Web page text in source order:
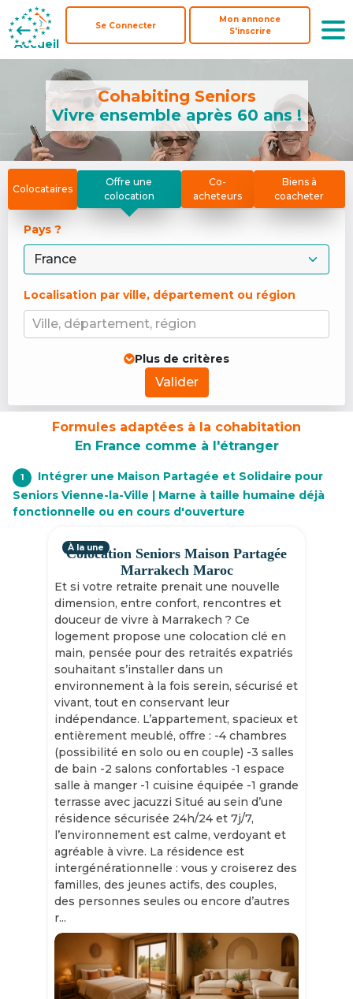
Accueil
Se Connecter
Mon annonce
S'inscrire
Accueil
Se Connecter
Mon annonce
S'inscrire
Cohabiting Seniors
Vivre ensemble après 60 ans !
Colocataires
Offre une
colocation
Co-
acheteurs
Biens à
coacheter
Pays ?
Localisation par ville, département ou région
Ville, département, région
Plus de critères
Valider
Formules adaptées à la cohabitation
En France comme à l'étranger
1
Intégrer une Maison Partagée et Solidaire pour
Seniors Vienne-la-Ville | Marne à taille humaine déjà
fonctionnelle ou en cours d'ouverture
Colocation Seniors Maison Partagée
Marrakech Maroc
Et si votre retraite prenait une nouvelle
dimension, entre confort, rencontres et
douceur de vivre à Marrakech ? Ce
logement propose une colocation clé en
main, pensée pour des retraités expatriés
souhaitant s’installer dans un
environnement à la fois serein, sécurisé et
vivant, tout en conservant leur
indépendance. L’appartement, spacieux et
entièrement meublé, offre : -4 chambres
(possibilité en solo ou en couple) -3 salles
de bain -2 salons confortables -1 espace
salle à manger -1 cuisine équipée -1 grande
terrasse avec jacuzzi Situé au sein d’une
résidence sécurisée 24h/24 et 7j/7,
l’environnement est calme, verdoyant et
agréable à vivre. La résidence est
intergénérationnelle : vous y croiserez des
familles, des jeunes actifs, des couples,
des personnes seules ou encore d’autres
r...
À la une
Slide 1 of 11